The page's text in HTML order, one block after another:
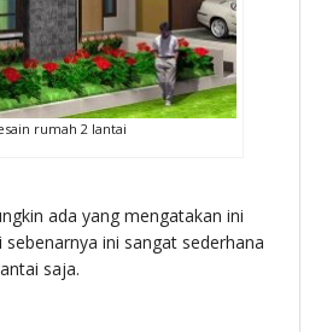
rumah 2 lantai
ada yang mengatakan ini
ini sangat sederhana
saja.